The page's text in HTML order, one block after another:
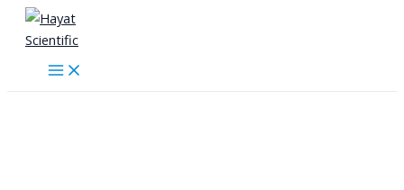
Skip
content